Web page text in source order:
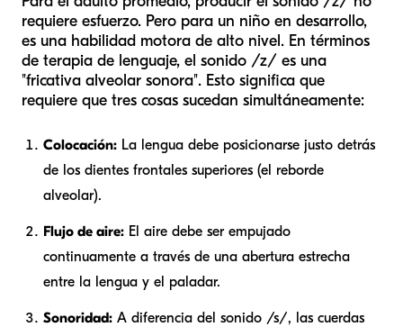
requiere esfuerzo. Pero para un niño en desarrollo,
es una habilidad motora de alto nivel. En términos
de terapia de lenguaje, el sonido /z/ es una
"fricativa alveolar sonora". Esto significa que
requiere que tres cosas sucedan simultáneamente:
Colocación: La lengua debe posicionarse justo detrás
de los dientes frontales superiores (el reborde
alveolar).
Flujo de aire: El aire debe ser empujado
continuamente a través de una abertura estrecha
entre la lengua y el paladar.
Sonoridad: A diferencia del sonido /s/, las cuerdas